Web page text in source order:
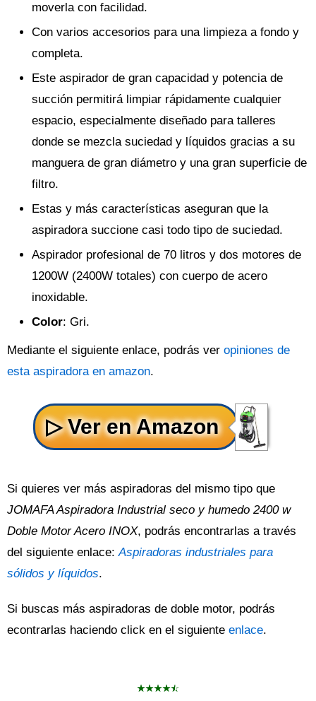
moverla con facilidad.
Con varios accesorios para una limpieza a fondo y
completa.
Este aspirador de gran capacidad y potencia de
succión permitirá limpiar rápidamente cualquier
espacio, especialmente diseñado para talleres
donde se mezcla suciedad y líquidos gracias a su
manguera de gran diámetro y una gran superficie de
filtro.
Estas y más características aseguran que la
aspiradora succione casi todo tipo de suciedad.
Aspirador profesional de 70 litros y dos motores de
1200W (2400W totales) con cuerpo de acero
inoxidable.
Color: Gri.
Mediante el siguiente enlace, podrás ver opiniones de
esta aspiradora en amazon.
Si quieres ver más aspiradoras del mismo tipo que
JOMAFA Aspiradora Industrial seco y humedo 2400 w
Doble Motor Acero INOX, podrás encontrarlas a través
del siguiente enlace:Aspiradoras industriales para
sólidos y líquidos.
Si buscas más aspiradoras de doble motor, podrás
econtrarlas haciendo click en el siguiente enlace.